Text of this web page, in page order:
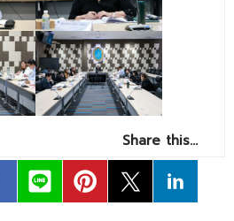
10 ไร่ ด้านหลังโรงสีข้าว
ล้วยเล็บมือนางฯ
Share this…